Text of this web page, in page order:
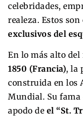
celebridades,
realeza. Estos
exclusivos del
En lo más alto
1850 (Francia), la
construida en los
Mundial. Su fama
apodo de el “St.